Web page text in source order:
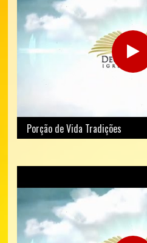
Porção de Vida Tradições